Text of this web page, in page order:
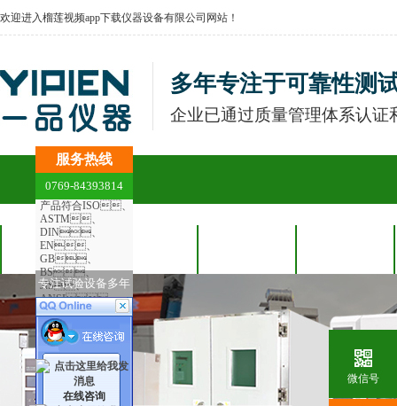
欢迎进入榴莲视频app下载仪器设备有限公司网站！
多年专注于可靠性测
企业已通过质量管理体系认证
网站首页
app下载 app下载
微信号
服务热线
0769-84393814
产品符合ISO、
ASTM、
DIN、
EN、
GB、
BS、
JIS、
ANSI、
UL、等国际测
试标准
专注试验设备多年
在线咨询